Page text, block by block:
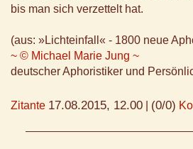
bis man sich verzettelt hat.
(aus: »Lichteinfall« - 1800 neue
~ © Michael Marie Jung ~
deutscher Aphoristiker und
Zitante 17.08.2015, 12.00 (0/0)